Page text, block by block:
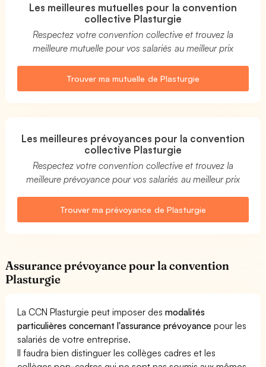
Les meilleures mutuelles pour la convention
collective Plasturgie
Respectez votre convention collective et trouvez la
meilleure mutuelle pour vos salariés au meilleur prix
Trouver ma mutuelle de Plasturgie
Les meilleures prévoyances pour la convention
collective Plasturgie
Respectez votre convention collective et trouvez la
meilleure prévoyance pour vos salariés au meilleur prix
Trouver ma prévoyance de Plasturgie
Assurance prévoyance pour la convention
Plasturgie
La CCN Plasturgie peut imposer desmodalités
particulières concernant l'assurance prévoyance pour les
salariés de votre entreprise.
Il faudra bien distinguer les collèges cadres et les